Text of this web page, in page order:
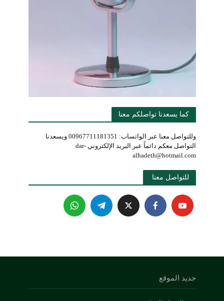
كما يسعدنا تواصلكم معنا
وللتواصل معنا عبر الواتساب: 00967711181351 ويسعدنا
التواصل معكم دائماً عبر البريد الإلكتروني dar-
alhadeth@hotmail.com
للتواصل معنا
جديد الموقع